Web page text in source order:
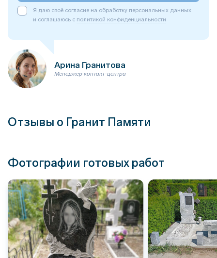
Я даю своё согласие на обработку персональных данных
и соглашаюсь с политикой конфиденциальности
Арина Гранитова
Менеджер контакт-центра
Отзывы о Гранит Памяти
Фотографии готовых работ